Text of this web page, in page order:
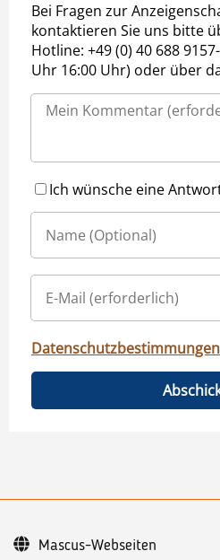
Bei Fragen zur
kontaktieren Sie uns bitte
Hotline: +49 (0) 40 688
Uhr 16:00 Uhr) oder über
Ich wünsche eine
Datenschutzbestimmungen
Mascus-Webseiten